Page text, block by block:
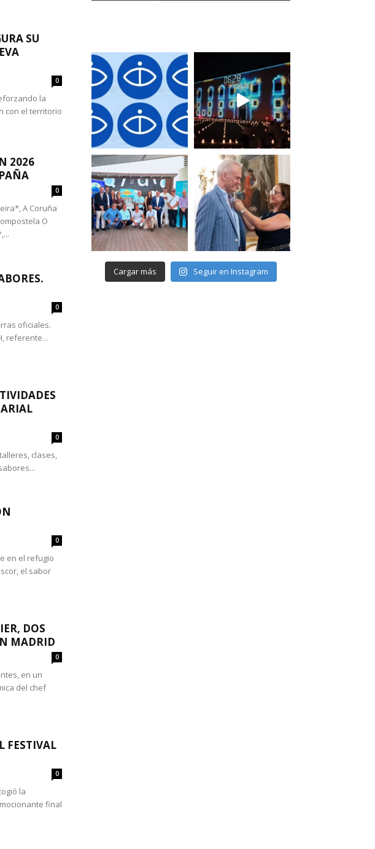
SU
0
la
con el territorio
2026
0
A Coruña
O
0
oficiales.
referente...
0
clases,
0
en el refugio
el sabor
DOS
MADRID
0
en un
del chef
FESTIVAL
0
la
final
Cargar más Seguir en Instagram